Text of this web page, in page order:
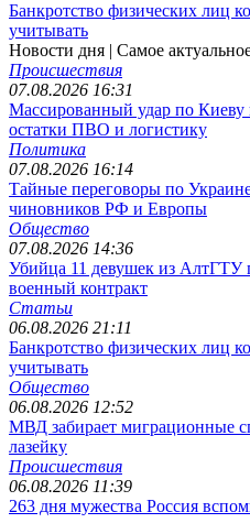
Банкротство физических лиц
учитывать
Новости дня | Самое
Происшествия
07.08.2026 16:31
Массированный удар по Киеву
остатки ПВО и логистику
Политика
07.08.2026 16:14
Тайные переговоры по
чиновников РФ и Европы
Общество
07.08.2026 14:36
Убийца 11 девушек из АлтГТУ
военный контракт
Статьи
06.08.2026 21:11
Банкротство физических лиц
учитывать
Общество
06.08.2026 12:52
МВД забирает миграционные
лазейку
Происшествия
06.08.2026 11:39
263 дня мужества Россия